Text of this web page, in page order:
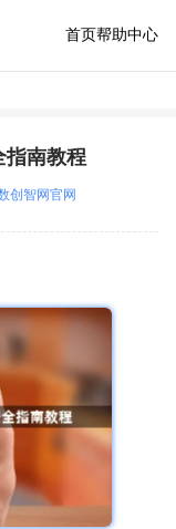
首页帮助中心
指南教程
创智网官网